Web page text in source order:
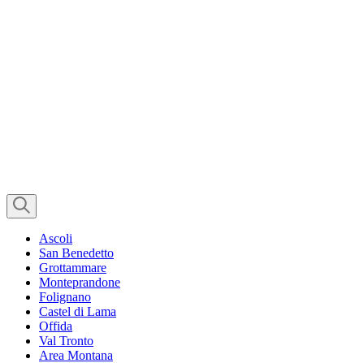
Ascoli
San Benedetto
Grottammare
Monteprandone
Folignano
Castel di Lama
Offida
Val Tronto
Area Montana